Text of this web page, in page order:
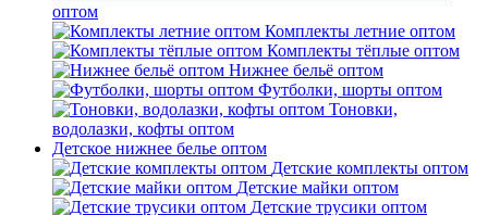
оптом
Комплекты летние оптом
Комплекты тёплые оптом
Нижнее бельё оптом
Футболки, шорты оптом
Тоновки,
водолазки, кофты оптом
Детское нижнее белье оптом
Детские комплекты оптом
Детские майки оптом
Детские трусики оптом